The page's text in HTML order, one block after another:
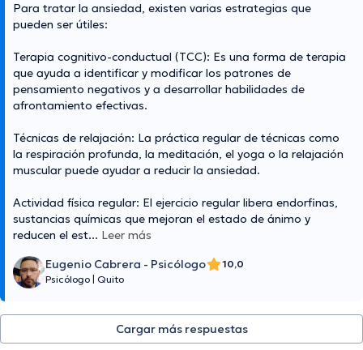
Para tratar la ansiedad, existen varias estrategias que
pueden ser útiles:
Terapia cognitivo-conductual (TCC): Es una forma de terapia
que ayuda a identificar y modificar los patrones de
pensamiento negativos y a desarrollar habilidades de
afrontamiento efectivas.
Técnicas de relajación: La práctica regular de técnicas como
la respiración profunda, la meditación, el yoga o la relajación
muscular puede ayudar a reducir la ansiedad.
Actividad física regular: El ejercicio regular libera endorfinas,
sustancias químicas que mejoran el estado de ánimo y
reducen el est... Leer más
Eugenio Cabrera - Psicólogo
10,0
Psicólogo Quito
Cargar más respuestas